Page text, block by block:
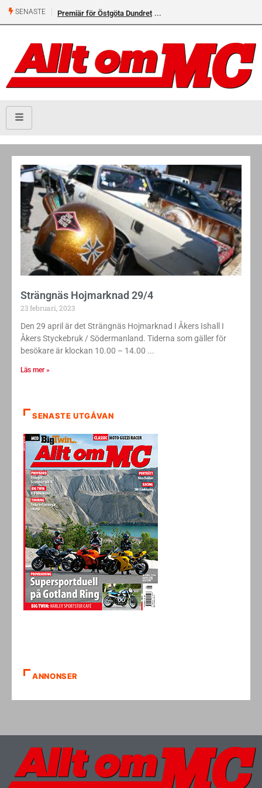
SENASTE Premiär för Östgöta Dundret
Strängnäs Hojmarknad 29/4
23 februari, 2023
Den 29 april är det Strängnäs Hojmarknad I Åkers Ishall I
Åkers Styckebruk / Södermanland. Tiderna som gäller för
besökare är klockan 10.00 – 14.00
Läs mer »
SENASTE UTGÅVAN
ANNONSER